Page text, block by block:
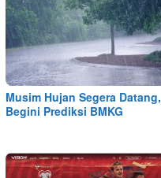
Musim Hujan Segera Datang,
Begini Prediksi BMKG